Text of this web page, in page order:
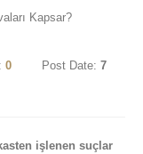
0 Post Date: 7
işlenen suçlar